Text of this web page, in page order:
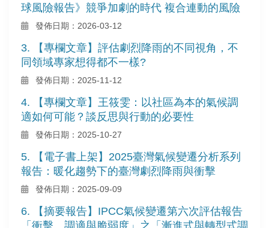
球風險報告》競爭加劇的時代 複合連動的風險
發佈日期：2026-03-12
3. 【專欄文章】評估劇烈降雨的不同視角，不
同領域專家想得都不一樣?
發佈日期：2025-11-12
4. 【專欄文章】王筱雯：以社區為本的氣候調
適如何可能？談反思與行動的必要性
發佈日期：2025-10-27
5. 【電子書上架】2025臺灣氣候變遷分析系列
報告：暖化趨勢下的臺灣劇烈降雨與衝擊
發佈日期：2025-09-09
6. 【摘要報告】IPCC氣候變遷第六次評估報告
「衝擊、調適與脆弱度」之「漸進式與轉型式調